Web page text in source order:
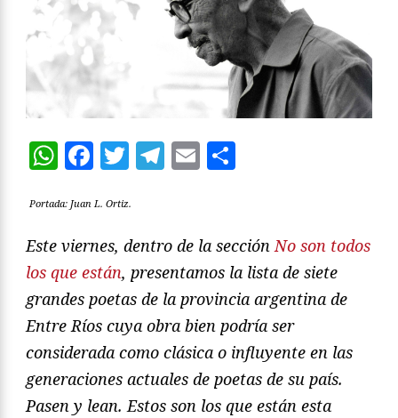
WhatsApp
Facebook
Twitter
Telegram
Email
Portada: Juan L. Ortiz.
Este viernes, dentro de la secciónNo son todos
los que están, presentamos la lista de siete
grandes poetas de la provincia argentina de
Entre Ríos cuya obra bien podría ser
considerada como clásica o influyente en las
generaciones actuales de poetas de su país.
Pasen y lean. Estos son los que están esta